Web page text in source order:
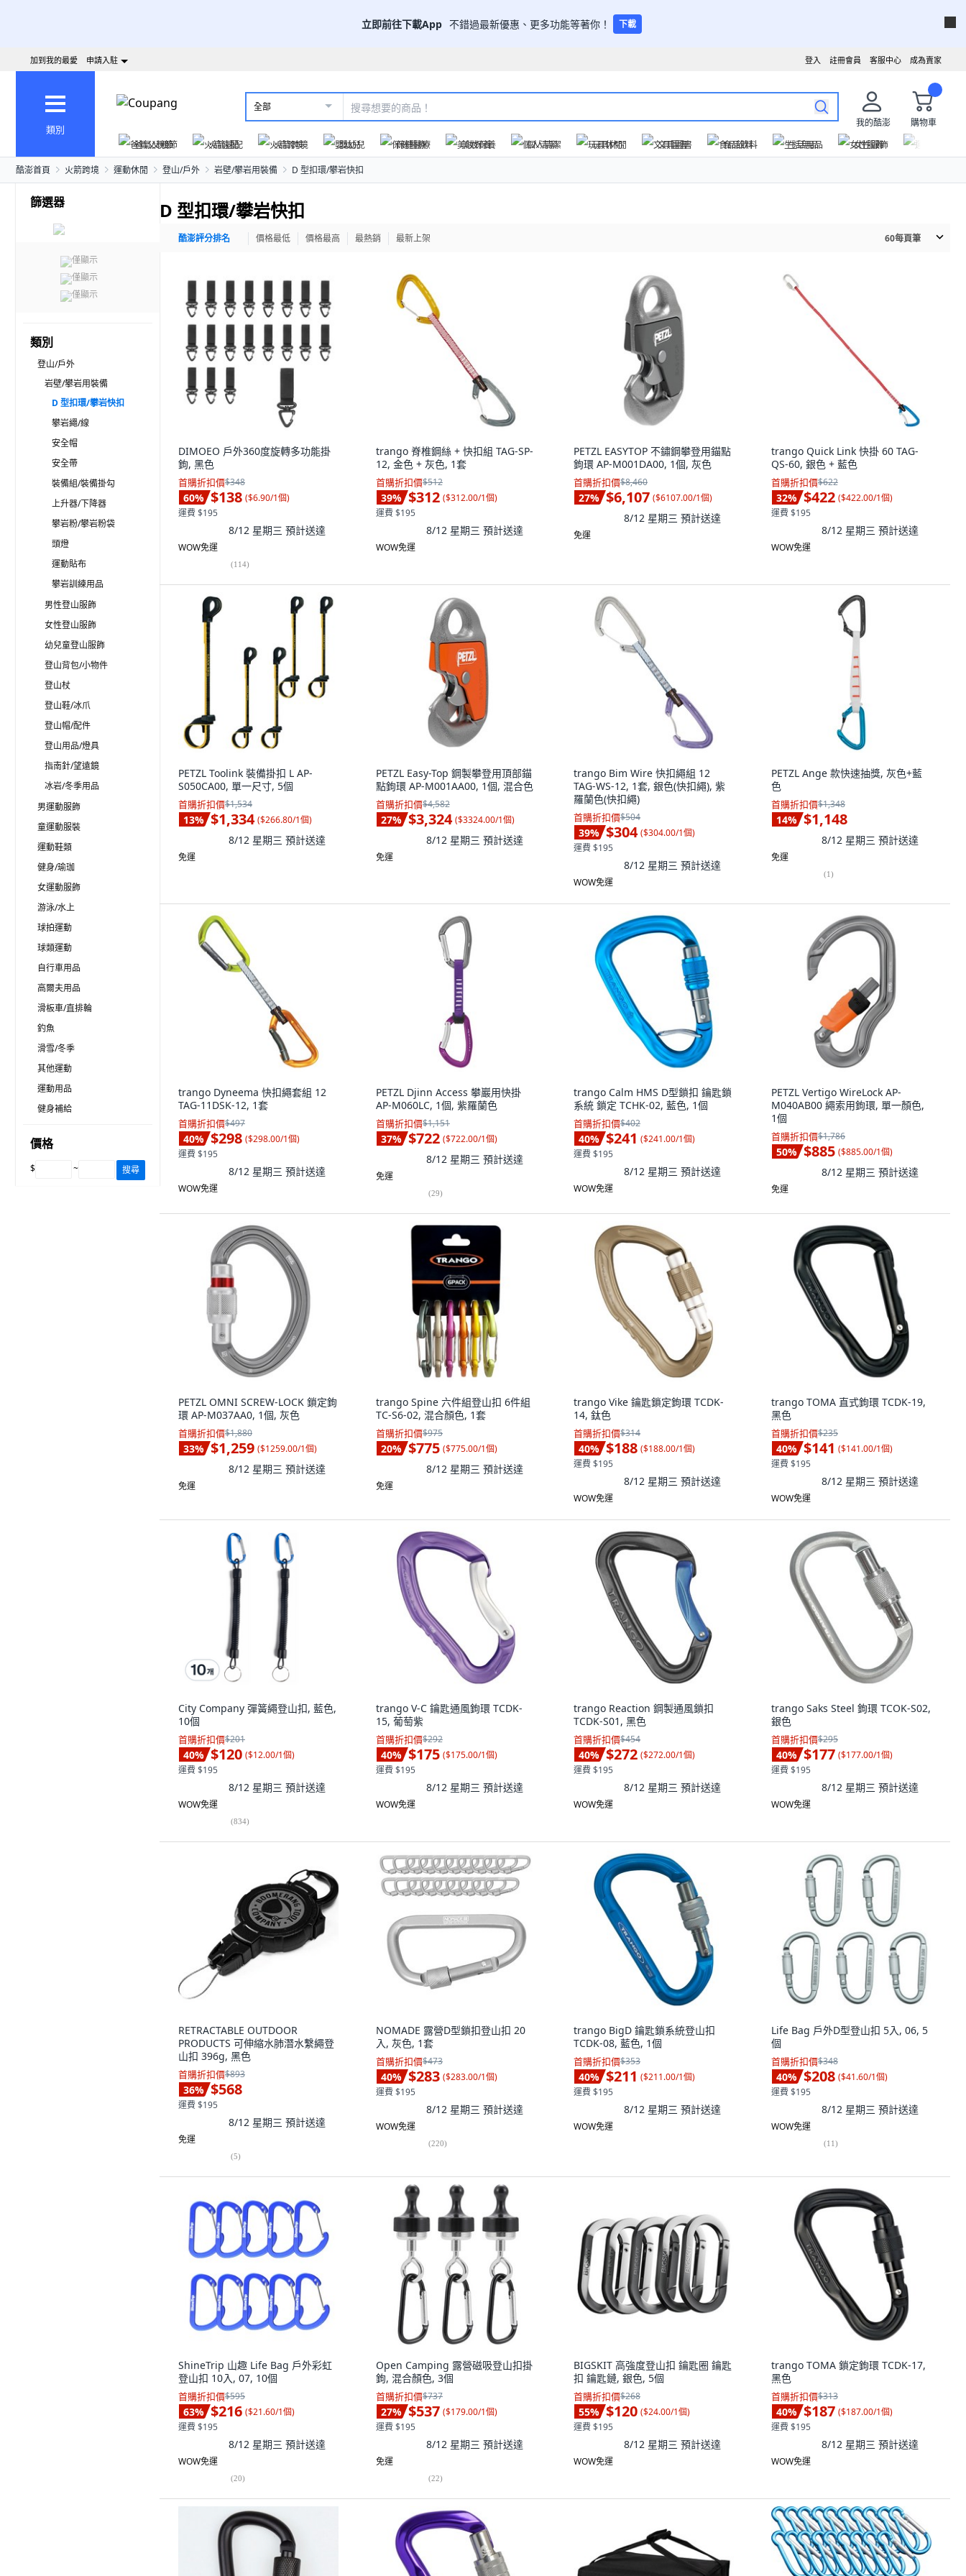
立即前往下載App 不錯過最新優惠、更多功能等著你！ 下載
成為賣家
客服中心
註冊會員
登入
加到我的最愛 申請入駐
類別
全部
我的酷澎
購物車
爸氣父親節
火箭速配 火箭跨境 嬰幼兒 保健醫療 美妝保養 個人清潔 玩具休閒 文具圖書 食品飲料 生活用品 女性服飾
酷澎首頁 火箭跨境 運動休閒 登山/戶外 岩壁/攀岩用裝備 D 型扣環/攀岩快扣
篩選器
僅顯示
僅顯示
僅顯示
類別
登山/戶外
岩壁/攀岩用裝備
D 型扣環/攀岩快扣
攀岩繩/線
安全帽
安全帶
裝備組/裝備掛勾
上升器/下降器
攀岩粉/攀岩粉袋
頭燈
運動貼布
攀岩訓練用品
男性登山服飾
女性登山服飾
幼兒童登山服飾
登山背包/小物件
登山杖
登山鞋/冰爪
登山帽/配件
登山用品/燈具
指南針/望遠鏡
冰岩/冬季用品
男運動服飾
童運動服裝
運動鞋類
健身/瑜珈
女運動服飾
游泳/水上
球拍運動
球類運動
自行車用品
高爾夫用品
滑板車/直排輪
釣魚
滑雪/冬季
其他運動
運動用品
健身補給
價格
$ ~ 搜尋
D 型扣環/攀岩快扣
酷澎評分排名 價格最低 價格最高 最熱銷 最新上架 60每頁筆
DIMOEO 戶外360度旋轉多功能掛
鉤, 黑色
首購折扣價$348
60% $138 ($6.90/1個)
運費 $195
8/12 星期三 預計送達
WOW免運
(114)
trango 脊椎鋼絲 + 快扣組 TAG-SP-
12, 金色 + 灰色, 1套
首購折扣價$512
39% $312 ($312.00/1個)
運費 $195
8/12 星期三 預計送達
WOW免運
PETZL EASYTOP 不鏽鋼攀登用錨點
鉤環 AP-M001DA00, 1個, 灰色
首購折扣價$8,460
27% $6,107 ($6107.00/1個)
8/12 星期三 預計送達
免運
trango Quick Link 快掛 60 TAG-
QS-60, 銀色 + 藍色
首購折扣價$622
32% $422 ($422.00/1個)
運費 $195
8/12 星期三 預計送達
WOW免運
PETZL Toolink 裝備掛扣 L AP-
S050CA00, 單一尺寸, 5個
首購折扣價$1,534
13% $1,334 ($266.80/1個)
8/12 星期三 預計送達
免運
PETZL Easy-Top 鋼製攀登用頂部錨
點鉤環 AP-M001AA00, 1個, 混合色
首購折扣價$4,582
27% $3,324 ($3324.00/1個)
8/12 星期三 預計送達
免運
trango Bim Wire 快扣繩組 12
TAG-WS-12, 1套, 銀色(快扣繩), 紫
羅蘭色(快扣繩)
首購折扣價$504
39% $304 ($304.00/1個)
運費 $195
8/12 星期三 預計送達
WOW免運
PETZL Ange 款快速抽獎, 灰色+藍
色
首購折扣價$1,348
14% $1,148
8/12 星期三 預計送達
免運
(1)
trango Dyneema 快扣繩套組 12
TAG-11DSK-12, 1套
首購折扣價$497
40% $298 ($298.00/1個)
運費 $195
8/12 星期三 預計送達
WOW免運
PETZL Djinn Access 攀巖用快掛
AP-M060LC, 1個, 紫羅蘭色
首購折扣價$1,151
37% $722 ($722.00/1個)
8/12 星期三 預計送達
免運
(29)
trango Calm HMS D型鎖扣 鑰匙鎖
系統 鎖定 TCHK-02, 藍色, 1個
首購折扣價$402
40% $241 ($241.00/1個)
運費 $195
8/12 星期三 預計送達
WOW免運
PETZL Vertigo WireLock AP-
M040AB00 繩索用鉤環, 單一顏色,
1個
首購折扣價$1,786
50% $885 ($885.00/1個)
8/12 星期三 預計送達
免運
PETZL OMNI SCREW-LOCK 鎖定鉤
環 AP-M037AA0, 1個, 灰色
首購折扣價$1,880
33% $1,259 ($1259.00/1個)
8/12 星期三 預計送達
免運
trango Spine 六件組登山扣 6件組
TC-S6-02, 混合顏色, 1套
首購折扣價$975
20% $775 ($775.00/1個)
8/12 星期三 預計送達
免運
trango Vike 鑰匙鎖定鉤環 TCDK-
14, 鈦色
首購折扣價$314
40% $188 ($188.00/1個)
運費 $195
8/12 星期三 預計送達
WOW免運
trango TOMA 直式鉤環 TCDK-19,
黑色
首購折扣價$235
40% $141 ($141.00/1個)
運費 $195
8/12 星期三 預計送達
WOW免運
City Company 彈簧繩登山扣, 藍色,
10個
首購折扣價$201
40% $120 ($12.00/1個)
運費 $195
8/12 星期三 預計送達
WOW免運
(834)
trango V-C 鑰匙通風鉤環 TCDK-
15, 葡萄紫
首購折扣價$292
40% $175 ($175.00/1個)
運費 $195
8/12 星期三 預計送達
WOW免運
trango Reaction 鋼製通風鎖扣
TCDK-S01, 黑色
首購折扣價$454
40% $272 ($272.00/1個)
運費 $195
8/12 星期三 預計送達
WOW免運
trango Saks Steel 鉤環 TCOK-S02,
銀色
首購折扣價$295
40% $177 ($177.00/1個)
運費 $195
8/12 星期三 預計送達
WOW免運
RETRACTABLE OUTDOOR
PRODUCTS 可伸縮水肺潛水繫繩登
山扣 396g, 黑色
首購折扣價$893
36% $568
運費 $195
8/12 星期三 預計送達
免運
(5)
NOMADE 露營D型鎖扣登山扣 20
入, 灰色, 1套
首購折扣價$473
40% $283 ($283.00/1個)
運費 $195
8/12 星期三 預計送達
WOW免運
(220)
trango BigD 鑰匙鎖系統登山扣
TCDK-08, 藍色, 1個
首購折扣價$353
40% $211 ($211.00/1個)
運費 $195
8/12 星期三 預計送達
WOW免運
Life Bag 戶外D型登山扣 5入, 06, 5
個
首購折扣價$348
40% $208 ($41.60/1個)
運費 $195
8/12 星期三 預計送達
WOW免運
(11)
ShineTrip 山趣 Life Bag 戶外彩虹
登山扣 10入, 07, 10個
首購折扣價$595
63% $216 ($21.60/1個)
運費 $195
8/12 星期三 預計送達
WOW免運
(20)
Open Camping 露營磁吸登山扣掛
鉤, 混合顏色, 3個
首購折扣價$737
27% $537 ($179.00/1個)
運費 $195
8/12 星期三 預計送達
免運
(22)
BIGSKIT 高強度登山扣 鑰匙圈 鑰匙
扣 鑰匙鏈, 銀色, 5個
首購折扣價$268
55% $120 ($24.00/1個)
運費 $195
8/12 星期三 預計送達
WOW免運
trango TOMA 鎖定鉤環 TCDK-17,
黑色
首購折扣價$313
40% $187 ($187.00/1個)
運費 $195
8/12 星期三 預計送達
WOW免運